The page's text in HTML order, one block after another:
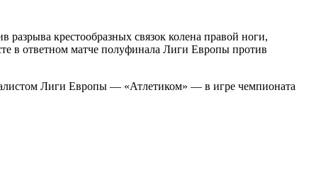
крестообразных связок колена правой ноги,
в ответном матче полуфинала Лиги Европы против
Лиги Европы — «Атлетиком» — в игре чемпионата